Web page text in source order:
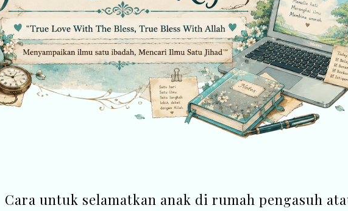
Cara untuk selamatkan anak di rumah pengasuh